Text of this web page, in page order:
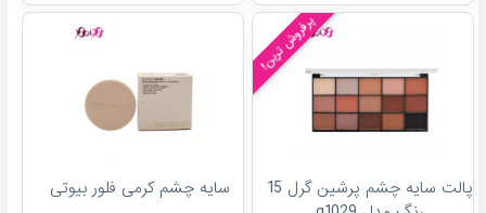
پرفروش ترین!
پالت سایه چشم پرشین گرل 15
سایه چشم کرمی فلور بیوتی